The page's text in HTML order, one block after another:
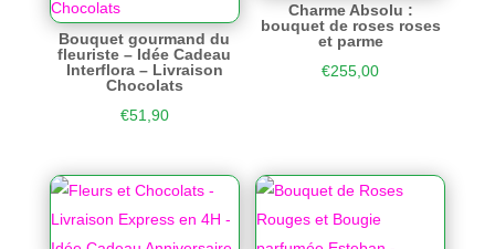
Bouquet gourmand du
fleuriste – Idée Cadeau
Interflora – Livraison
Chocolats
€51,90
Charme Absolu :
bouquet de roses roses
et parme
€255,00